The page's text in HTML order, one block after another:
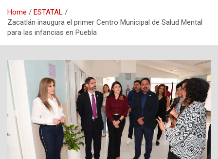
Home
ESTATAL
Zacatlán inaugura el primer Centro Municipal de Salud Mental
para las infancias en Puebla